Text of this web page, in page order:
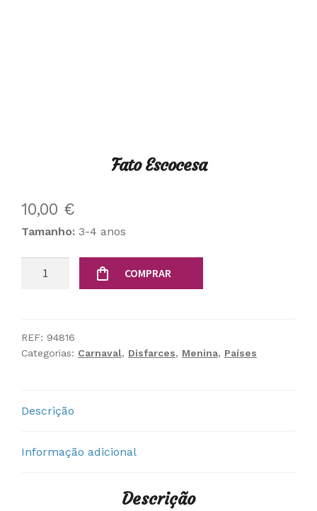
Fato Escocesa
10,00 €
Tamanho: 3-4 anos
COMPRAR
REF: 94816
Categorias: Carnaval, Disfarces, Menina, Países
Descrição
Informação adicional
Descrição